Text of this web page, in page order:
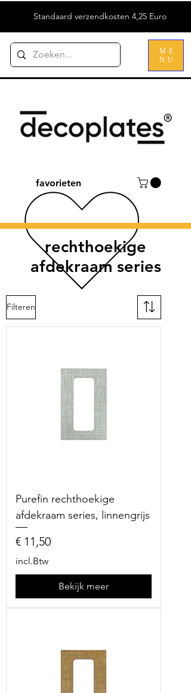
Standaard verzendkosten 4,25 Euro
ME
NU
favorieten
rechthoekige
afdekraam series
Filteren
Purefin rechthoekige
afdekraam series, linnengrijs
Prijs
€ 11,50
incl.Btw
Bekijk meer